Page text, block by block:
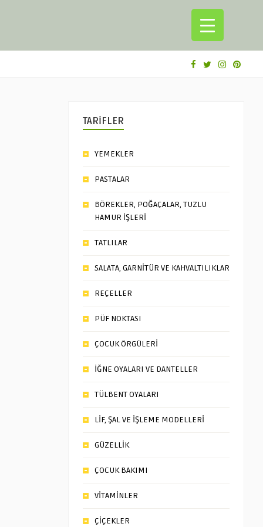
TARİFLER
YEMEKLER
PASTALAR
BÖREKLER, POĞAÇALAR, TUZLU
HAMUR İŞLERİ
TATLILAR
SALATA, GARNİTÜR VE KAHVALTILIKLAR
REÇELLER
PÜF NOKTASI
ÇOCUK ÖRGÜLERİ
İĞNE OYALARI VE DANTELLER
TÜLBENT OYALARI
LİF, ŞAL VE İŞLEME MODELLERİ
GÜZELLİK
ÇOCUK BAKIMI
VİTAMİNLER
ÇİÇEKLER